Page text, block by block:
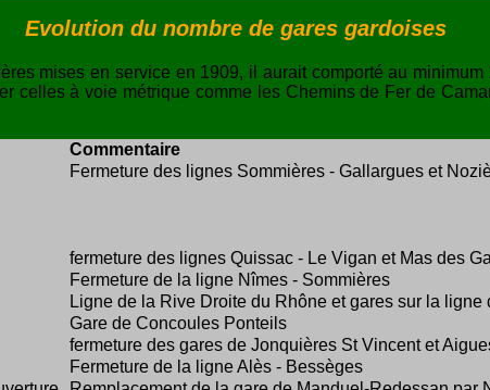
Evolution du nombre de gares gardoises
mises en service en 1909, il aurait comporté au
celles à voie métrique comme les Chemins de Fer de
Commentaire
Fermeture des lignes Sommières - Gallargues et
fermeture des lignes Quissac - Le Vigan et Mas des
Fermeture de la ligne Nîmes - Sommières
Ligne de la Rive Droite du Rhône et gares sur la
Gare de Concoules Ponteils
fermeture des gares de Jonquières St Vincent et
Fermeture de la ligne Alès - Bessèges